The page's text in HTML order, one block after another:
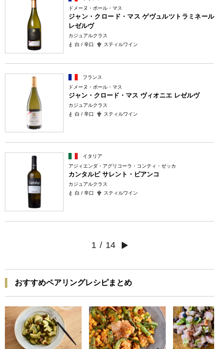
ドメーヌ・ポール・マス
ジャン・クロード・マス ゲヴュルツトラミネール
レゼルヴ
カジュアルクラス
白 / 辛口
スティルワイン
フランス
ドメーヌ・ポール・マス
ジャン・クロード・マス ヴィオニエ レゼルヴ
カジュアルクラス
白 / 辛口
スティルワイン
イタリア
アジィエンダ・アグリコーラ・コンティ・ゼッカ
カンタルピ サレント・ビアンコ
カジュアルクラス
白 / 辛口
スティルワイン
1 / 14
おすすめペアリングレシピまとめ